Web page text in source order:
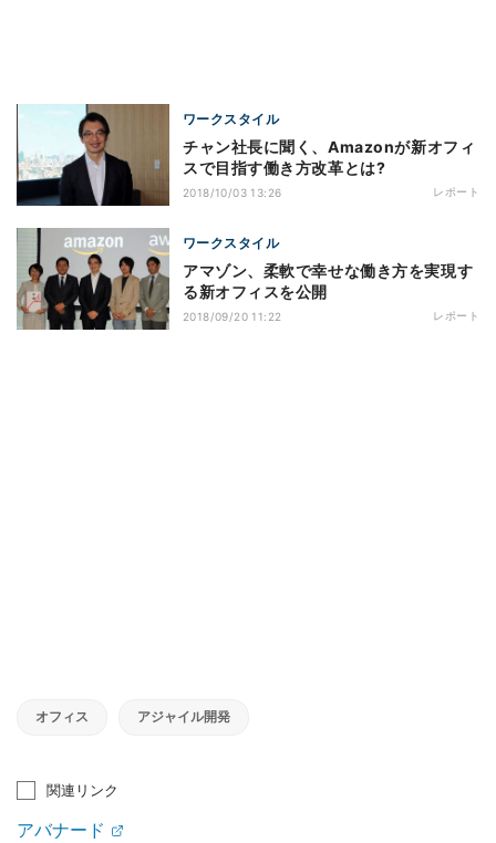
ワークスタイル
チャン社長に聞く、Amazonが新オフィ
スで目指す働き方改革とは?
2018/10/03 13:26 レポート
ワークスタイル
アマゾン、柔軟で幸せな働き方を実現す
る新オフィスを公開
2018/09/20 11:22 レポート
オフィス アジャイル開発
関連リンク
アバナード